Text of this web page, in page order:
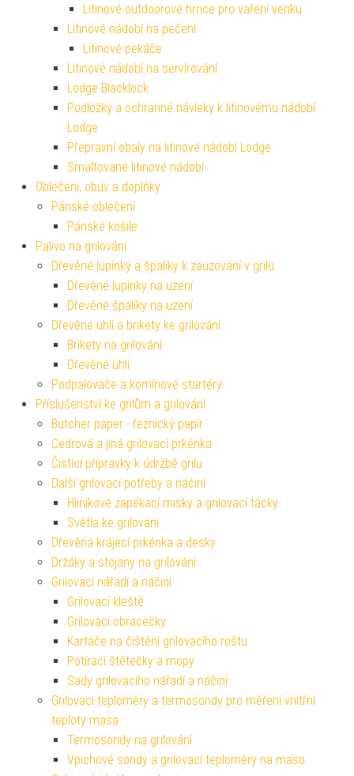
Litinové outdoorové hrnce pro vaření venku
Litinové nádobí na pečení
Litinové pekáče
Litinové nádobí na servírování
Lodge Blacklock
Podložky a ochranné návleky k litinovému nádobí
Lodge
Přepravní obaly na litinové nádobí Lodge
Smaltované litinové nádobí
Oblečení, obuv a doplňky
Pánské oblečení
Pánské košile
Palivo na grilování
Dřevěné lupínky a špalíky k zauzování v grilu
Dřevěné lupínky na uzení
Dřevěné špalíky na uzení
Dřevěné uhlí a brikety ke grilování
Brikety na grilování
Dřevěné uhlí
Podpalovače a komínové startéry
Příslušenství ke grilům a grilování
Butcher paper - řeznický papír
Cedrová a jiná grilovací prkénka
Čistící přípravky k údržbě grilu
Další grilovací potřeby a náčiní
Hliníkové zapékací misky a grilovací tácky
Světla ke grilování
Dřevěná krájecí prkénka a desky
Držáky a stojany na grilování
Grilovací nářadí a náčiní
Grilovací kleště
Grilovací obracečky
Kartáče na čištění grilovacího roštu
Potírací štětečky a mopy
Sady grilovacího nářadí a náčiní
Grilovací teploměry a termosondy pro měření vnitřní
teploty masa
Termosondy na grilování
Vpichové sondy a grilovací teploměry na maso